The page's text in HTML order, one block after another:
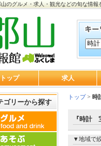
のグルメ・求人・観光などの旬な情報
トップ 求人
ゴリーから探す
トップ> 時
『時計
▼地域で